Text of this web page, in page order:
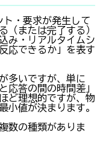
ト・要求が発生して
（または完了する）
み・リアルタイムシ
応できるか」を表す
多いですが、単に
応答の間の時間差」
ど理想的ですが、物
小値が決まります。
数の種類がありま